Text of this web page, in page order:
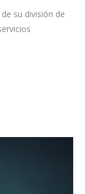
su división de